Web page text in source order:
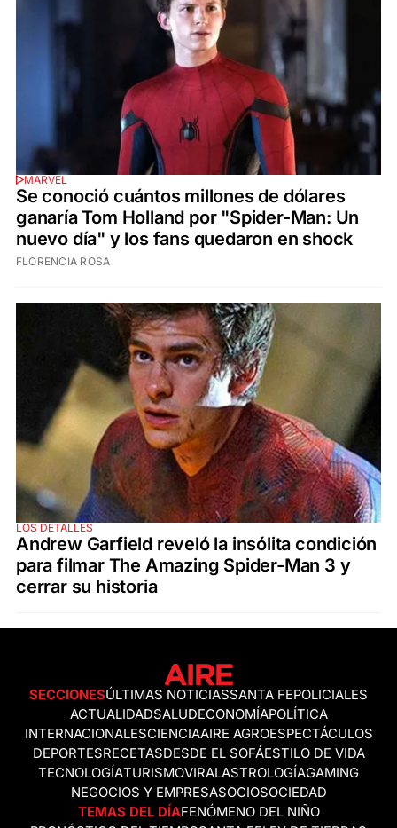
MARVEL
Se conoció cuántos millones de dólares
ganaría Tom Holland por "Spider-Man: Un
nuevo día" y los fans quedaron en shock
FLORENCIA ROSA
LOS DETALLES
Andrew Garfield reveló la insólita condición
para filmar The Amazing Spider-Man 3 y
cerrar su historia
SECCIONESÚLTIMAS NOTICIASSANTA FEPOLICIALES
ACTUALIDADSALUDECONOMÍAPOLÍTICA
INTERNACIONALESCIENCIAAIRE AGROESPECTÁCULOS
DEPORTESRECETASDESDE EL SOFÁESTILO DE VIDA
TECNOLOGÍATURISMOVIRALASTROLOGÍAGAMING
NEGOCIOS Y EMPRESASOCIOSOCIEDAD
TEMAS DEL DÍAFENÓMENO DEL NIÑO